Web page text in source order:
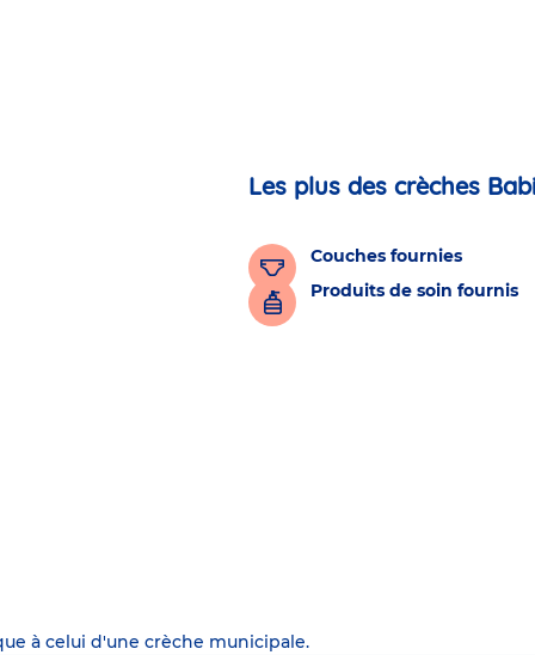
Les plus des crèches
Couches fournies
Produits de soin fournis
à celui d'une crèche municipale.